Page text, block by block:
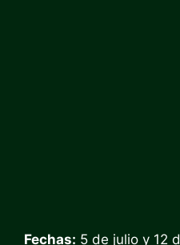
Fechas: 5 de julio y 12